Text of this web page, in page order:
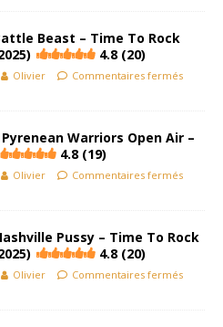
Beast – Time To Rock
4.8 (20)
Olivier Commentaires fermés
Warriors Open Air –
4.8 (19)
Olivier Commentaires fermés
Pussy – Time To Rock
4.8 (20)
Olivier Commentaires fermés